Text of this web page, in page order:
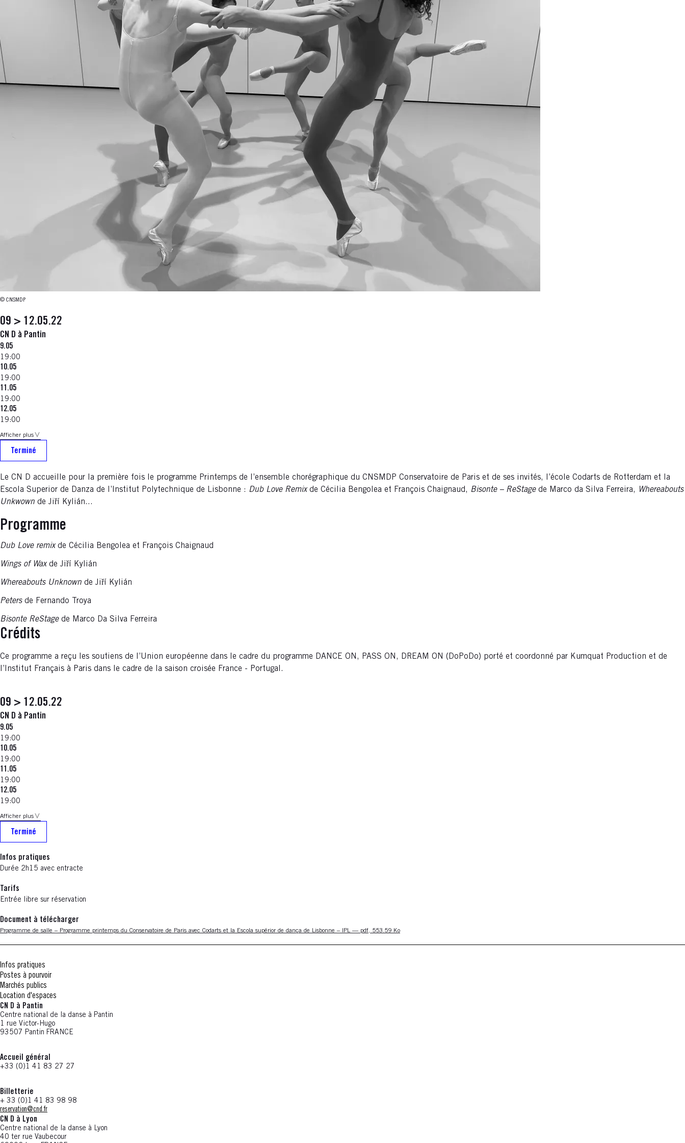
© CNSMDP
09 > 12.05.22
CN D à Pantin
9.05
19:00
10.05
19:00
11.05
19:00
12.05
19:00
Afficher plus
Terminé
Le CN D accueille pour la première fois le programme Printemps de l’ensemble chorégraphique du CNSMDP Conservatoire de Paris et de ses invités, l’école Codarts de Rotterdam et la
Escola Superior de Danza de l’Institut Polytechnique de Lisbonne : Dub Love Remixde Cécilia Bengolea et François Chaignaud, Bisonte – ReStagede Marco da Silva Ferreira,
Whereabouts
Unkwown de Jiří Kylián...
Programme
Dub Love remixde Cécilia Bengolea et François Chaignaud
Wings of Waxde Jiří Kylián
Whereabouts Unknown de Jiří Kylián
Petersde Fernando Troya
Bisonte ReStage de Marco Da Silva Ferreira
Crédits
Ce programme a reçu les soutiens de l’Union européenne dans le cadre du programme DANCE ON, PASS ON, DREAM ON (DoPoDo) porté et coordonné par Kumquat Production et de
l’Institut Français à Paris dans le cadre de la saison croisée France - Portugal.
09 > 12.05.22
CN D à Pantin
9.05
19:00
10.05
19:00
11.05
19:00
12.05
19:00
Afficher plus
Terminé
Infos pratiques
Durée 2h15 avec entracte
Tarifs
Entrée libre sur réservation
Document à télécharger
Nouvelle fenêtre
Programme de salle – Programme printemps du Conservatoire de Paris avec Codarts et la Escola supérior de dança de Lisbonne – IPL — pdf, 553.59 Ko
Infos pratiques
Postes à pourvoir
Marchés publics
Location d'espaces
CN D à Pantin
Centre national de la danse à Pantin
1 rue Victor-Hugo
93507 Pantin FRANCE
Accueil général
+33 (0)1 41 83 27 27
Billetterie
+ 33 (0)1 41 83 98 98
reservation@cnd.fr
CN D à Lyon
Centre national de la danse à Lyon
40 ter rue Vaubecour